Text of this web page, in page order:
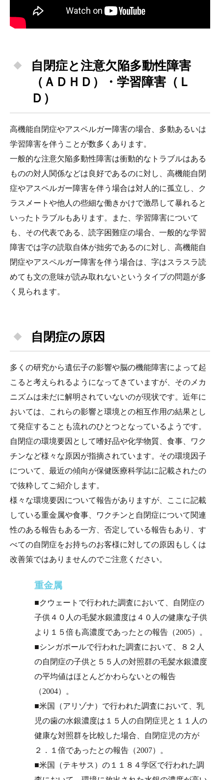
自閉症と注意欠陥多動性障害
（ＡＤＨＤ）・学習障害（Ｌ
Ｄ）
高機能自閉症やアスペルガー障害の場合、多動あるいは
学習障害を伴うことが数多くあります。
一般的な注意欠陥多動性障害は衝動的なトラブルはある
ものの対人関係などは良好であるのに対し、高機能自閉
症やアスペルガー障害を伴う場合は対人的に孤立し、ク
ラスメートや他人の些細な働きかけで激昂して暴れると
いったトラブルもあります。また、学習障害について
も、その代表である、読字困難症の場合、一般的な学習
障害では字の読取自体が拙劣であるのに対し、高機能自
閉症やアスペルガー障害を伴う場合は、字はスラスラ読
めても文の意味が読み取れないというタイプの問題が多
く見られます。
自閉症の原因
多くの研究から遺伝子の影響や脳の機能障害によって起
こると考えられるようになってきていますが、そのメカ
ニズムは未だに解明されていないのが現状です。近年に
おいては、これらの影響と環境との相互作用の結果とし
て発症することも流れのひとつとなっているようです。
自閉症の環境要因として嗜好品や化学物質、食事、ワク
チンなど様々な原因が指摘されています。その環境因子
について、最近の傾向が保健医療科学誌に記載されたの
で抜粋してご紹介します。
様々な環境要因について報告がありますが、ここに記載
している重金属や食事、ワクチンと自閉症について関連
性のある報告もある一方、否定している報告もあり、す
べての自閉症をお持ちのお客様に対しての原因もしくは
改善策ではありませんのでご注意ください。
重金属
■クウェートで行われた調査において、自閉症の
子供４０人の毛髪水銀濃度は４０人の健康な子供
より１５倍も高濃度であったとの報告（2005）。
■シンガポールで行われた調査において、８２人
の自閉症の子供と５５人の対照群の毛髪水銀濃度
の平均値はほとんどかわらないとの報告
（2004）。
■米国（アリゾナ）で行われた調査において、乳
児の歯の水銀濃度は１５人の自閉症児と１１人の
健康な対照群を比較した場合、自閉症児の方が
２．１倍であったとの報告（2007）。
■米国（テキサス）の１１８４学区で行われた調